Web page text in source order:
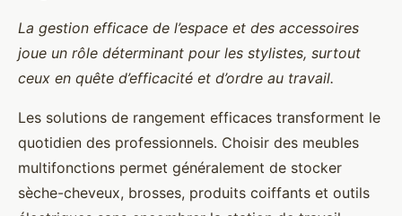
La gestion efficace de l’espace et des accessoires
joue un rôle déterminant pour les stylistes, surtout
ceux en quête d’efficacité et d’ordre au travail.
Les solutions de rangement efficaces transforment le
quotidien des professionnels. Choisir des meubles
multifonctions permet généralement de stocker
sèche-cheveux, brosses, produits coiffants et outils